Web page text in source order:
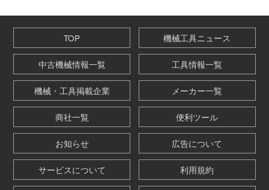
TOP 機械工具ニュース
中古機械情報一覧 工具情報一覧
機械・工具掲載企業 メーカー一覧
商社一覧 便利ツール
お知らせ 広告について
サービスについて 利用規約